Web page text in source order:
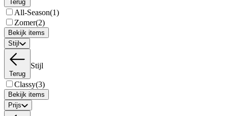
Terug
All-Season(1)
Zomer(2)
Bekijk items
Stijl
Terug
Stijl
Classy(3)
Bekijk items
Prijs